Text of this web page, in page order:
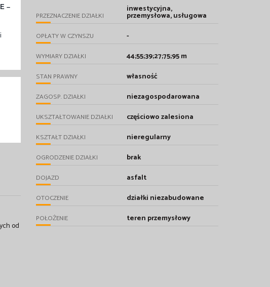
–
od
PRZEZNACZENIE DZIAŁKI
inwestycyjna,
przemysłowa, usługowa
OPŁATY W CZYNSZU -
WYMIARY DZIAŁKI 44;55;39;27;75;95 m
STAN PRAWNY własność
ZAGOSP. DZIAŁKI niezagospodarowana
UKSZTAŁTOWANIE DZIAŁKI częściowo zalesiona
KSZTAŁT DZIAŁKI nieregularny
OGRODZENIE DZIAŁKI brak
DOJAZD asfalt
OTOCZENIE działki niezabudowane
POŁOŻENIE teren przemysłowy